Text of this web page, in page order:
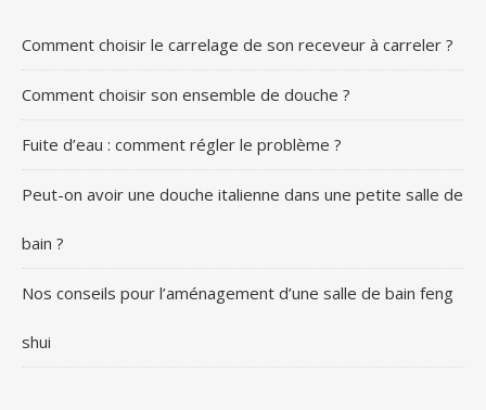
Comment choisir le carrelage de son receveur à carreler ?
Comment choisir son ensemble de douche ?
Fuite d’eau : comment régler le problème ?
Peut-on avoir une douche italienne dans une petite salle de
bain ?
Nos conseils pour l’aménagement d’une salle de bain feng
shui